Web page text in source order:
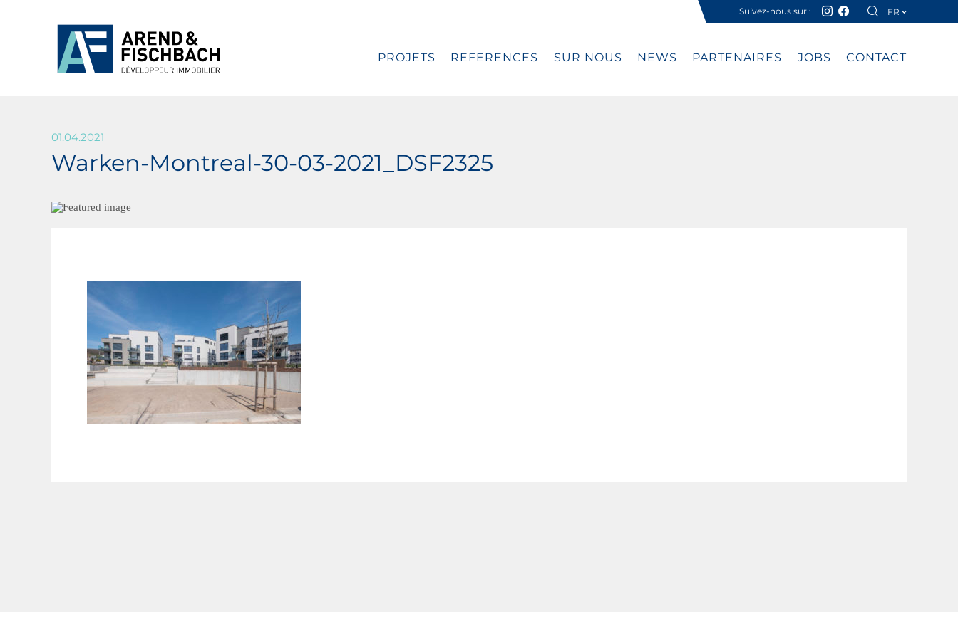
Suivez-nous sur : FR
PROJETS REFERENCES SUR NOUS NEWS PARTENAIRES JOBS CONTACT
01.04.2021
Warken-Montreal-30-03-2021_DSF2325